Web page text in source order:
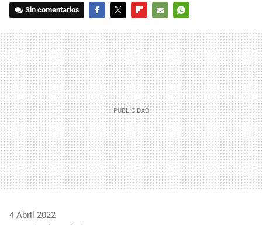
Sin comentarios
MAIL
4 Abril 2022